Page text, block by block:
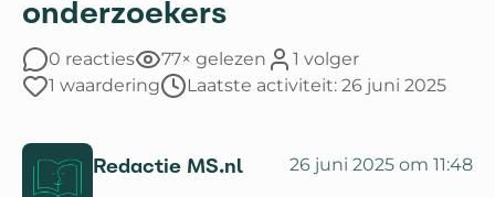
onderzoekers
0 reacties 77× gelezen
1 volger
1 waardering
Laatste activiteit: 26 juni 2025
Redactie MS.nl 26 juni 2025 om 11:48